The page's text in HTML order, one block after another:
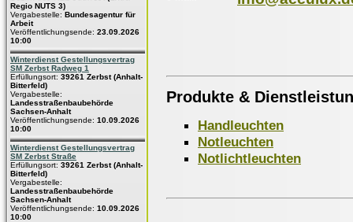
Regio NUTS 3)
Vergabestelle: Bundesagentur für
Arbeit
Veröffentlichungsende: 23.09.2026
10:00
Winterdienst Gestellungsvertrag
SM Zerbst Radweg 1
Erfüllungsort: 39261 Zerbst (Anhalt-
Bitterfeld)
Vergabestelle:
Landesstraßenbaubehörde
Sachsen-Anhalt
Veröffentlichungsende: 10.09.2026
10:00
Winterdienst Gestellungsvertrag
SM Zerbst Straße
Erfüllungsort: 39261 Zerbst (Anhalt-
Bitterfeld)
Vergabestelle:
Landesstraßenbaubehörde
Sachsen-Anhalt
Veröffentlichungsende: 10.09.2026
10:00
Produkte &
Handleuchten
Notleuchten
Notlichtleuchten